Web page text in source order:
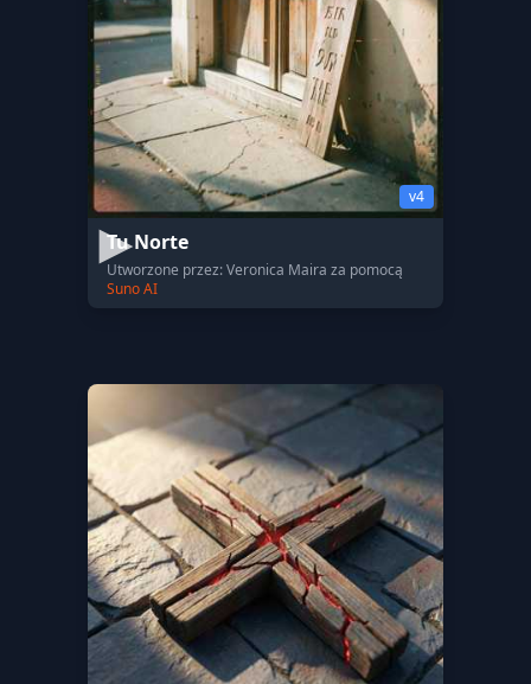
v4
Tu Norte
Utworzone przez: Veronica Maira za pomocą
Suno AI